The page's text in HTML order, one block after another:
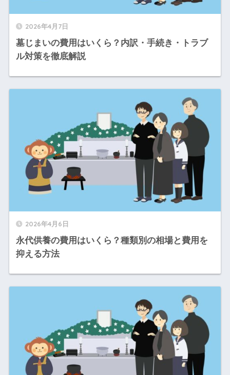
2026年4月7日
墓じまいの費用はいくら？内訳・手続き・トラブ
ル対策を徹底解説
2026年4月6日
永代供養の費用はいくら？種類別の相場と費用を
抑える方法